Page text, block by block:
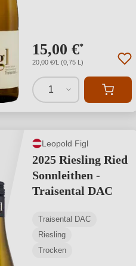
15,00 €*
20,00 €/L (0,75 L)
1
Leopold Figl
2025 Riesling Ried
Sonnleithen -
Traisental DAC
Traisental DAC
Riesling
Trocken